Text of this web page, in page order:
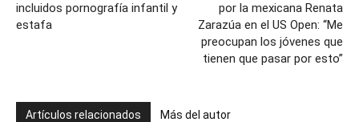
incluidos pornografía infantil y
estafa
por la mexicana Renata
Zarazúa en el US Open: “Me
preocupan los jóvenes que
tienen que pasar por esto”
Artículos relacionados Más del autor